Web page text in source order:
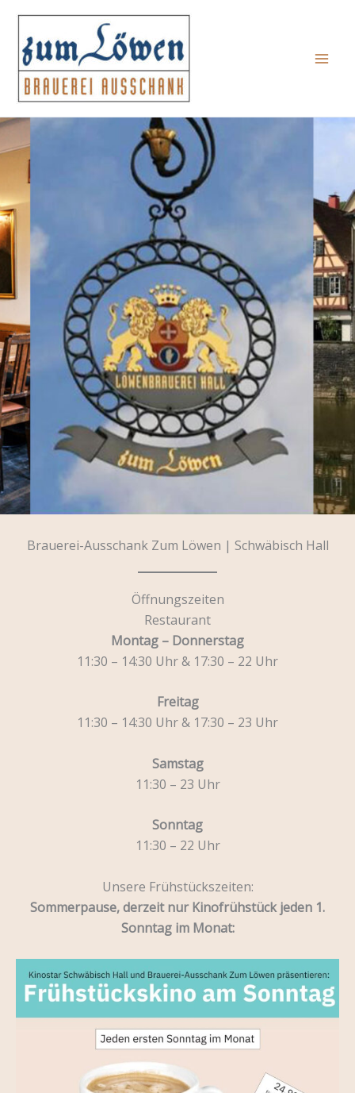
springen
Brauerei-Ausschank Zum Löwen | Schwäbisch Hall
Öffnungszeiten
Restaurant
Montag – Donnerstag
11:30 – 14:30 Uhr & 17:30 – 22 Uhr
Freitag
11:30 – 14:30 Uhr & 17:30 – 23 Uhr
Samstag
11:30 – 23 Uhr
Sonntag
11:30 – 22 Uhr
Unsere Frühstückszeiten:
Sommerpause, derzeit nur Kinofrühstück jeden 1.
Sonntag im Monat: